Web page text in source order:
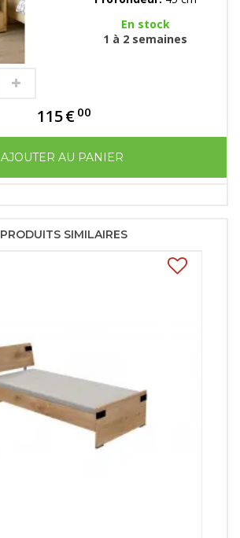
En stock
1 à 2 semaines
115€ 00
AJOUTER AU PANIER
PRODUITS SIMILAIRES